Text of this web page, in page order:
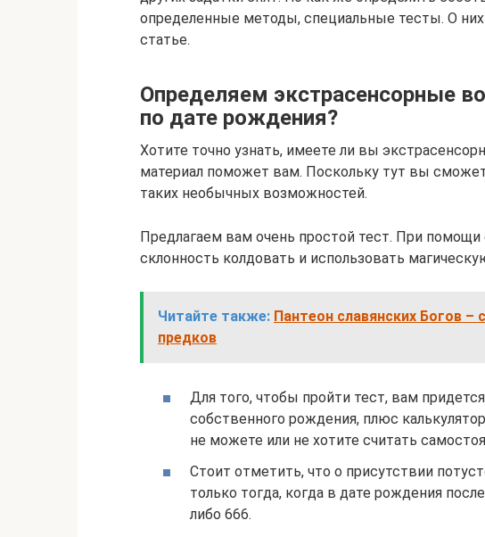
определенные методы, специальные тесты. О
статье.
Определяем экстрасенсорные
по дате рождения?
Хотите точно узнать, имеете ли вы
материал поможет вам. Поскольку тут вы
таких необычных возможностей.
Предлагаем вам очень простой тест. При
склонность колдовать и использовать
Читайте также: Пантеон славянских Богов –
предков
Для того, чтобы пройти тест, вам
собственного рождения, плюс
не можете или не хотите считать
Стоит отметить, что о присутствии
только тогда, когда в дате рождения
либо 666.